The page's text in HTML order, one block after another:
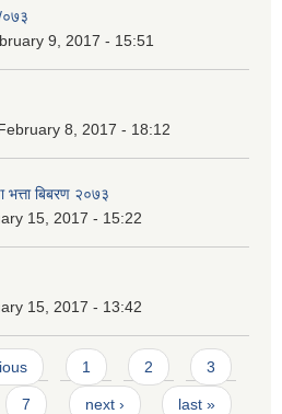
०७३
9, 2017 - 15:51
8, 2017 - 18:12
भत्ता बिबरण २०७३
15, 2017 - 15:22
15, 2017 - 13:42
1 2 3
7 next › last »